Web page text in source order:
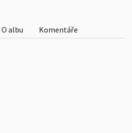
O albu Komentáře